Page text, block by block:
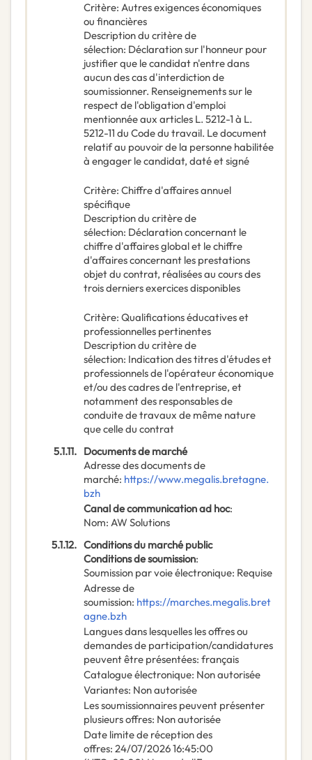
Critère: Autres exigences économiques
ou financières
Description du critère de
sélection: Déclaration sur l'honneur pour
justifier que le candidat n'entre dans
aucun des cas d'interdiction de
soumissionner. Renseignements sur le
respect de l'obligation d'emploi
mentionnée aux articles L. 5212-1 à L.
5212-11 du Code du travail. Le document
relatif au pouvoir de la personne habilitée
à engager le candidat, daté et signé
Critère: Chiffre d'affaires annuel
spécifique
Description du critère de
sélection: Déclaration concernant le
chiffre d'affaires global et le chiffre
d'affaires concernant les prestations
objet du contrat, réalisées au cours des
trois derniers exercices disponibles
Critère: Qualifications éducatives et
professionnelles pertinentes
Description du critère de
sélection: Indication des titres d'études et
professionnels de l'opérateur économique
et/ou des cadres de l'entreprise, et
notamment des responsables de
conduite de travaux de même nature
que celle du contrat
5.1.11. Documents de marché
Adresse des documents de
marché: https://www.megalis.bretagne.
bzh
Canal de communication ad hoc:
Nom: AW Solutions
5.1.12. Conditions du marché public
Conditions de soumission:
Soumission par voie électronique: Requise
Adresse de
soumission: https://marches.megalis.bret
agne.bzh
Langues dans lesquelles les offres ou
demandes de participation/candidatures
peuvent être présentées: français
Catalogue électronique: Non autorisée
Variantes: Non autorisée
Les soumissionnaires peuvent présenter
plusieurs offres: Non autorisée
Date limite de réception des
offres: 24/07/202616:45:00